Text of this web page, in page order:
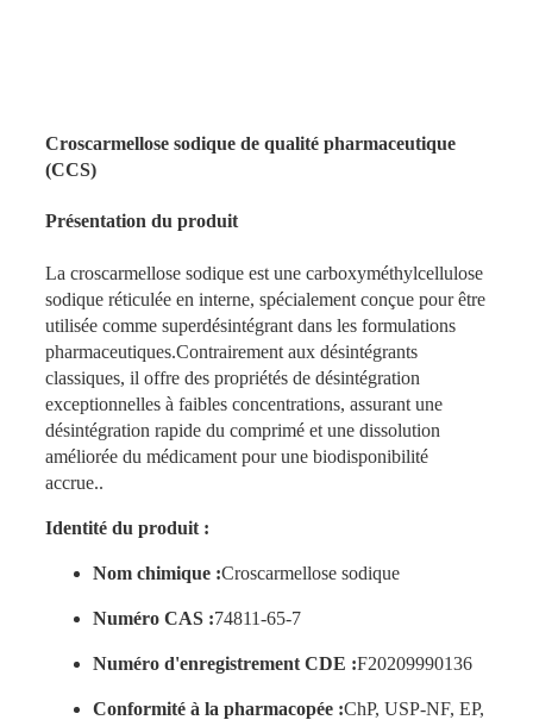
Croscarmellose sodique de qualité pharmaceutique
(CCS)
Présentation du produit
La croscarmellose sodique est une carboxyméthylcellulose
sodique réticulée en interne, spécialement conçue pour être
utilisée comme superdésintégrant dans les formulations
pharmaceutiques.Contrairement aux désintégrants
classiques, il offre des propriétés de désintégration
exceptionnelles à faibles concentrations, assurant une
désintégration rapide du comprimé et une dissolution
améliorée du médicament pour une biodisponibilité
accrue..
Identité du produit :
Nom chimique :Croscarmellose sodique
Numéro CAS :74811-65-7
Numéro d'enregistrement CDE :F20209990136
Conformité à la pharmacopée :ChP, USP-NF, EP,